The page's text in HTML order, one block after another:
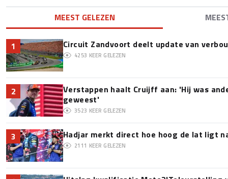
MEEST GELEZEN
1 Circuit Zandvoort deelt update van
4253 KEER GELEZEN
2
Verstappen haalt Cruijff aan: 'Hij was
geweest'
3523 KEER GELEZEN
3 Hadjar merkt direct hoe hoog de lat ligt
2111 KEER GELEZEN